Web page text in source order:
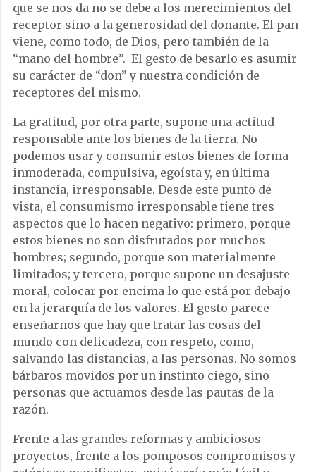
que se nos da no se debe a los merecimientos del
receptor sino a la generosidad del donante. El pan
viene, como todo, de Dios, pero también de la
“mano del hombre”. El gesto de besarlo es asumir
su carácter de “don” y nuestra condición de
receptores del mismo.
La gratitud, por otra parte, supone una actitud
responsable ante los bienes de la tierra. No
podemos usar y consumir estos bienes de forma
inmoderada, compulsiva, egoísta y, en última
instancia, irresponsable. Desde este punto de
vista, el consumismo irresponsable tiene tres
aspectos que lo hacen negativo: primero, porque
estos bienes no son disfrutados por muchos
hombres; segundo, porque son materialmente
limitados; y tercero, porque supone un desajuste
moral, colocar por encima lo que está por debajo
en la jerarquía de los valores. El gesto parece
enseñarnos que hay que tratar las cosas del
mundo con delicadeza, con respeto, como,
salvando las distancias, a las personas. No somos
bárbaros movidos por un instinto ciego, sino
personas que actuamos desde las pautas de la
razón.
Frente a las grandes reformas y ambiciosos
proyectos, frente a los pomposos compromisos y